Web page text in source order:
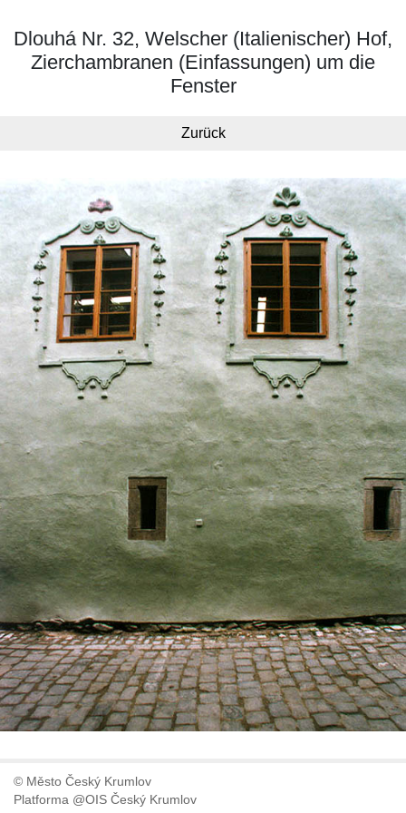
Dlouhá Nr. 32, Welscher (Italienischer) Hof,
Zierchambranen (Einfassungen) um die
Fenster
Zurück
© Město Český Krumlov
Platforma @OIS Český Krumlov